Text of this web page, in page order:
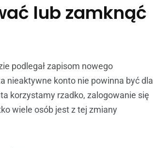
lub zamknąć
podlegał zapisom nowego
nieaktywne konto nie powinna być dla
korzystamy rzadko, zalogowanie się
wiele osób jest z tej zmiany